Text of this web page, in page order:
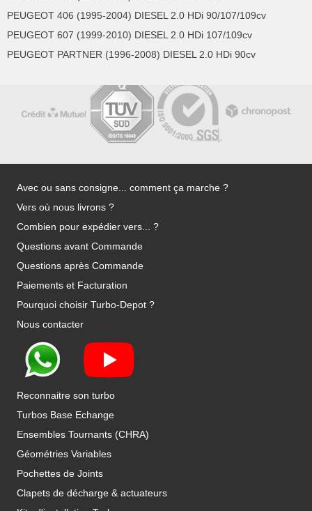
PEUGEOT 406 (1995-2004) DIESEL 2.0 HDi 90/107/109cv
PEUGEOT 607 (1999-2010) DIESEL 2.0 HDi 107/109cv
PEUGEOT PARTNER (1996-2008) DIESEL 2.0 HDi 90cv
Avec ou sans consigne... comment ça marche ?
Vers où nous livrons ?
Combien pour expédier vers... ?
Questions avant Commande
Questions après Commande
Paiements et Facturation
Pourquoi choisir Turbo-Depot ?
Nous contacter
Reconnaitre son turbo
Turbos Base Echange
Ensembles Tournants (CHRA)
Géométries Variables
Pochettes de Joints
Clapets de décharge & actuateurs